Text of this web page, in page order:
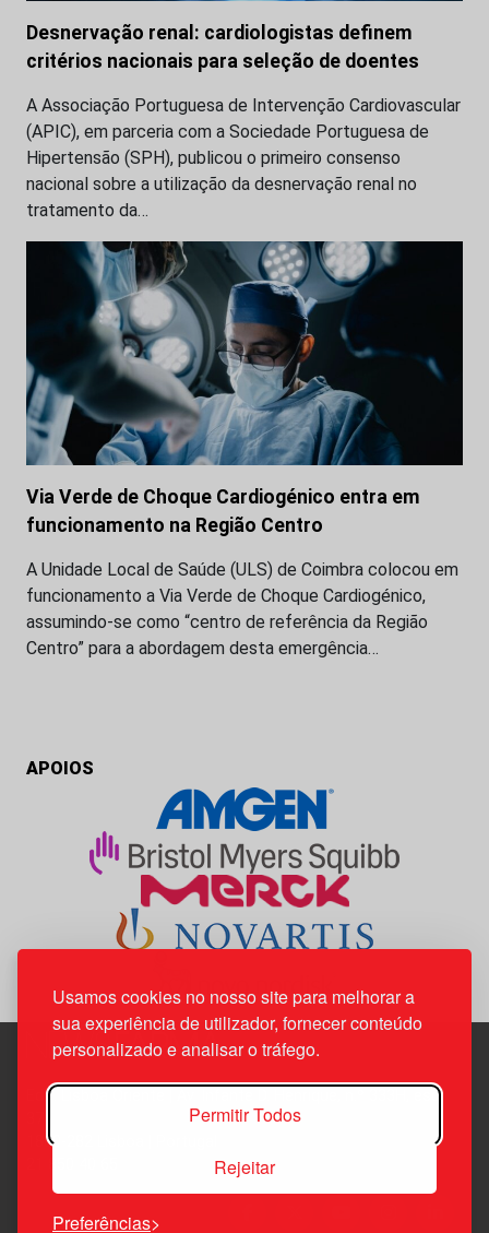
Usamos cookies no nosso site para melhorar a
sua experiência de utilizador, fornecer conteúdo
personalizado e analisar o tráfego.
Permitir Todos
Rejeitar
Preferências
Desnervação renal: cardiologistas definem
critérios nacionais para seleção de doentes
A Associação Portuguesa de Intervenção Cardiovascular
(APIC), em parceria com a Sociedade Portuguesa de
Hipertensão (SPH), publicou o primeiro consenso
nacional sobre a utilização da desnervação renal no
tratamento da…
Via Verde de Choque Cardiogénico entra em
funcionamento na Região Centro
A Unidade Local de Saúde (ULS) de Coimbra colocou em
funcionamento a Via Verde de Choque Cardiogénico,
assumindo-se como “centro de referência da Região
Centro” para a abordagem desta emergência…
APOIOS
Edif. Lisboa Oriente | Av. Infante D. Henrique, n.º 333H, esc.
1800-282 Lisboa | Portugal